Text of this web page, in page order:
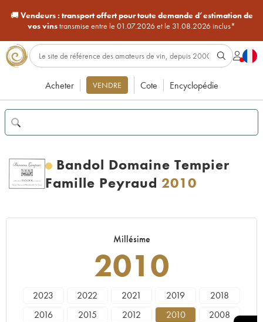
🚚Vendeurs : transport offert pour toute demande d’estimation de
vos vinstransmise entre le 01.07.2026 et le 31.08.2026 inclus*
Acheter VENDRE Cote Encyclopédie
Bandol Domaine Tempier
Famille Peyraud 2010
Millésime
2010
2023 2022 2021 2019
2018
2016
2015 2012 2010
2008